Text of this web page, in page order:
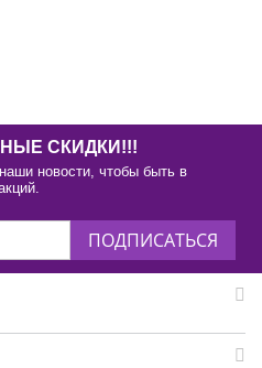
СКИДКИ!!!
новости, чтобы быть в
ПОДПИСАТЬСЯ